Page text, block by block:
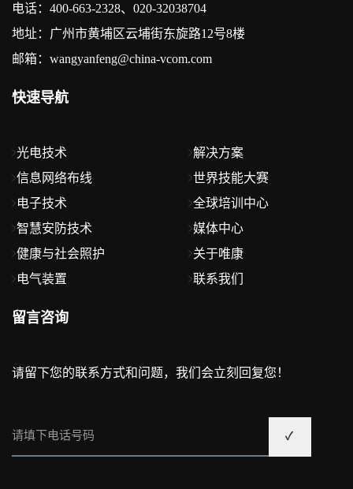
电话：400-663-2328、020-32038704
地址：广州市黄埔区云埔街东旋路12号8楼
邮箱：wangyanfeng@china-vcom.com
快速导航
光电技术
信息网络布线
电子技术
智慧安防技术
健康与社会照护
电气装置
解决方案
世界技能大赛
全球培训中心
媒体中心
关于唯康
联系我们
留言咨询
请留下您的联系方式和问题，我们会立刻回复您！